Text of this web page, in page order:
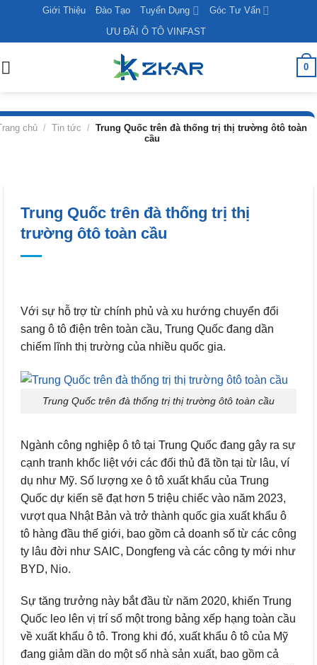
content
Giới Thiệu Đào Tạo Tuyển Dụng
Góc Tư Vấn
ƯU ĐÃI Ô TÔ VINFAST
0
chủ / Tin tức / Trung Quốc trên đà thống trị thị trường ôtô toàn
cầu
Trung Quốc trên đà thống trị thị
trường ôtô toàn cầu
Với sự hỗ trợ từ chính phủ và xu hướng chuyển đổi
sang ô tô điện trên toàn cầu, Trung Quốc đang dần
chiếm lĩnh thị trường của nhiều quốc gia.
Trung Quốc trên đà thống trị thị trường ôtô toàn cầu
Ngành công nghiệp ô tô tại Trung Quốc đang gây ra sự
cạnh tranh khốc liệt với các đối thủ đã tồn tại từ lâu, ví
dụ như Mỹ. Số lượng xe ô tô xuất khẩu của Trung
Quốc dự kiến ​​sẽ đạt hơn 5 triệu chiếc vào năm 2023,
vượt qua Nhật Bản và trở thành quốc gia xuất khẩu ô
tô hàng đầu thế giới, bao gồm cả doanh số từ các công
ty lâu đời như SAIC, Dongfeng và các công ty mới như
BYD, Nio.
Sự tăng trưởng này bắt đầu từ năm 2020, khiến Trung
Quốc leo lên vị trí số một trong bảng xếp hạng toàn cầu
về xuất khẩu ô tô. Trong khi đó, xuất khẩu ô tô của Mỹ
đang giảm dần do một số nhà sản xuất, bao gồm cả